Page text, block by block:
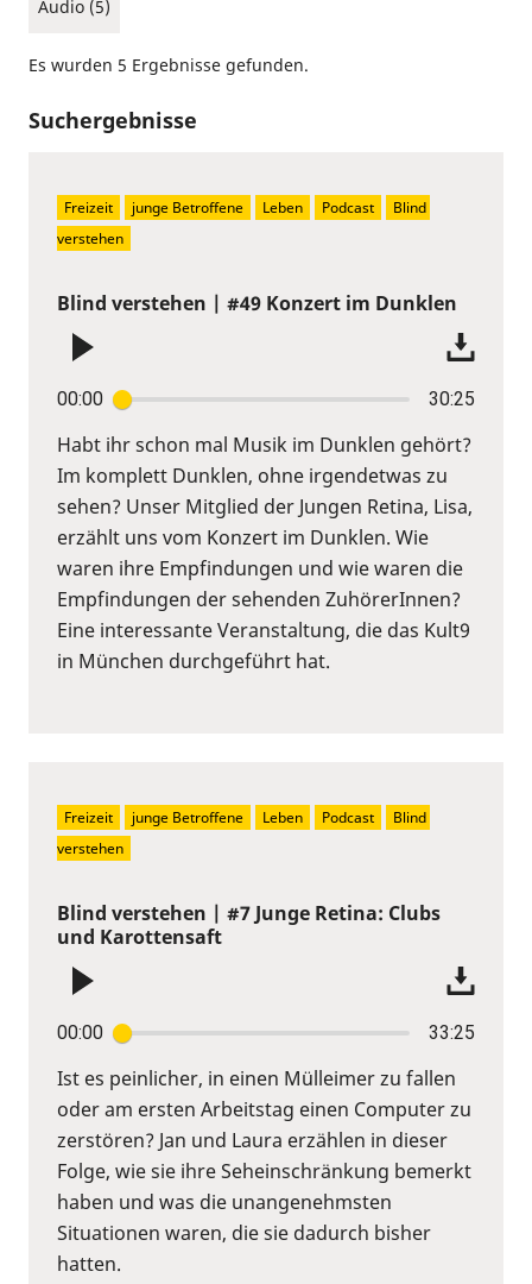
Audio (5)
Es wurden 5 Ergebnisse gefunden.
Suchergebnisse
Blind verstehen | #49 Konzert im Dunklen
00:00 30:25
Habt ihr schon mal Musik im Dunklen gehört?
Im komplett Dunklen, ohne irgendetwas zu
sehen? Unser Mitglied der Jungen Retina, Lisa,
erzählt uns vom Konzert im Dunklen. Wie
waren ihre Empfindungen und wie waren die
Empfindungen der sehenden ZuhörerInnen?
Eine interessante Veranstaltung, die das Kult9
in München durchgeführt hat.
Freizeit junge Betroffene Leben Podcast
Blind
verstehen
Blind verstehen | #7 Junge Retina: Clubs
und Karottensaft
00:00 33:25
Ist es peinlicher, in einen Mülleimer zu fallen
oder am ersten Arbeitstag einen Computer zu
zerstören? Jan und Laura erzählen in dieser
Folge, wie sie ihre Seheinschränkung bemerkt
haben und was die unangenehmsten
Situationen waren, die sie dadurch bisher
hatten.
Freizeit junge Betroffene Leben Podcast
Blind
verstehen